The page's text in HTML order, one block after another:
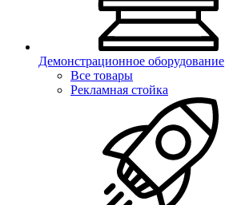
Демонстрационное оборудование
Все товары
Рекламная стойка